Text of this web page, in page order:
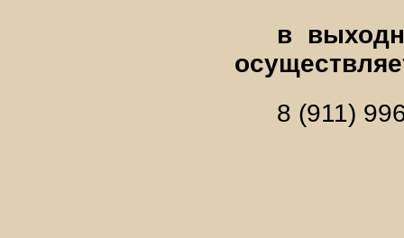
в
8 (911)